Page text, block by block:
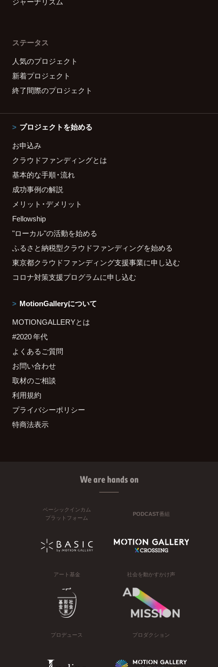
ステータス
人気のプロジェクト
新着プロジェクト
終了間際のプロジェクト
プロジェクトを始める
お申込み
クラウドファンディングとは
基本的な手順・流れ
成功事例の解説
メリット・デメリット
Fellowship
"ローカル"の活動を始める
ふるさと納税型クラウドファンディングを始める
東京都クラウドファンディング支援事業に申し込む
コロナ対策支援プログラムに申し込む
MotionGalleryについて
MOTIONGALLERYとは
#2020 年代
よくあるご質問
お問い合わせ
取材のご相談
利用規約
プライバシーポリシー
特商法表示
We are hands on
ベーシックインカム
プラットフォーム
PODCAST番組
アート基金 社会を動かすかけ声
プロデュース プロダクション